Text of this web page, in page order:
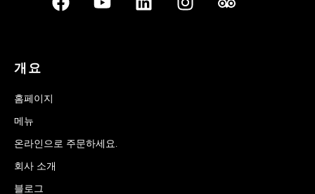
개요
홈페이지
메뉴
온라인으로 주문하세요.
회사 소개
블로그